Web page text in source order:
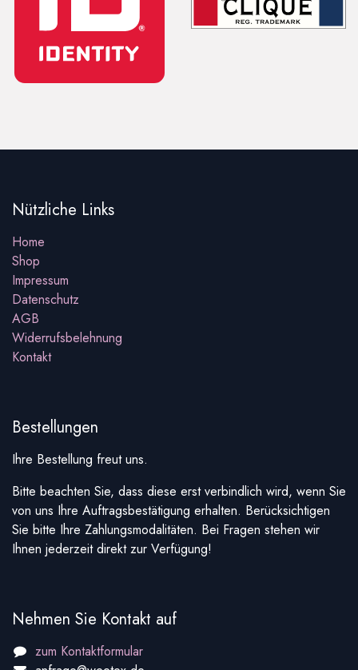
Nützliche Links
Home
Shop
Impressum
Datenschutz
AGB
Widerrufsbelehnung
Kontakt
Bestellungen
Ihre Bestellung freut uns.
Bitte beachten Sie, dass diese erst verbindlich wird, wenn Sie
von uns Ihre Auftragsbestätigung erhalten. Berücksichtigen
Sie bitte Ihre Zahlungsmodalitäten. Bei Fragen stehen wir
Ihnen jederzeit direkt zur Verfügung!
Nehmen Sie Kontakt auf
zum Kontaktformular